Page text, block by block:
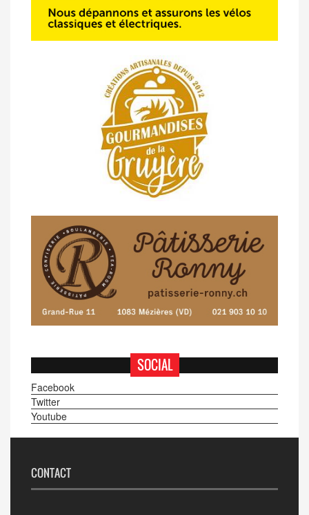
SOCIAL
Facebook
Twitter
Youtube
CONTACT